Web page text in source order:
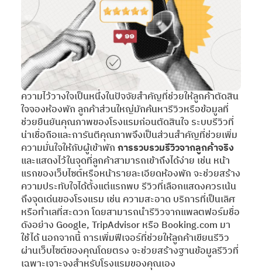
ความไว้วางใจเป็นหนึ่งในปัจจัยสำคัญที่ช่วยให้ลูกค้าตัดสิน
ใจจองห้องพัก ลูกค้าส่วนใหญ่มักค้นหารีวิวหรือข้อมูลที่
ช่วยยืนยันคุณภาพของโรงแรมก่อนตัดสินใจ ระบบรีวิวที่
น่าเชื่อถือและการันตีคุณภาพจึงเป็นส่วนสำคัญที่ช่วยเพิ่ม
ความมั่นใจให้กับผู้เข้าพักการรวบรวมรีวิวจากลูกค้าจริง
และแสดงไว้ในจุดที่ลูกค้าสามารถเข้าถึงได้ง่าย เช่น หน้า
แรกของเว็บไซต์หรือหน้ารายละเอียดห้องพัก จะช่วยสร้าง
ความประทับใจได้ตั้งแต่แรกพบ รีวิวที่เลือกแสดงควรเน้น
ถึงจุดเด่นของโรงแรม เช่น ความสะอาด บริการที่เป็นเลิศ
หรือทำเลที่สะดวก โดยสามารถนำรีวิวจากแพลตฟอร์มชื่อ
ดังอย่าง Google, TripAdvisor หรือ Booking.com มา
ใช้ได้ นอกจากนี้ การเพิ่มฟีเจอร์ที่ช่วยให้ลูกค้าเขียนรีวิว
ผ่านเว็บไซต์ของคุณโดยตรง จะช่วยสร้างฐานข้อมูลรีวิวที่
เฉพาะเจาะจงสำหรับโรงแรมของคุณเอง